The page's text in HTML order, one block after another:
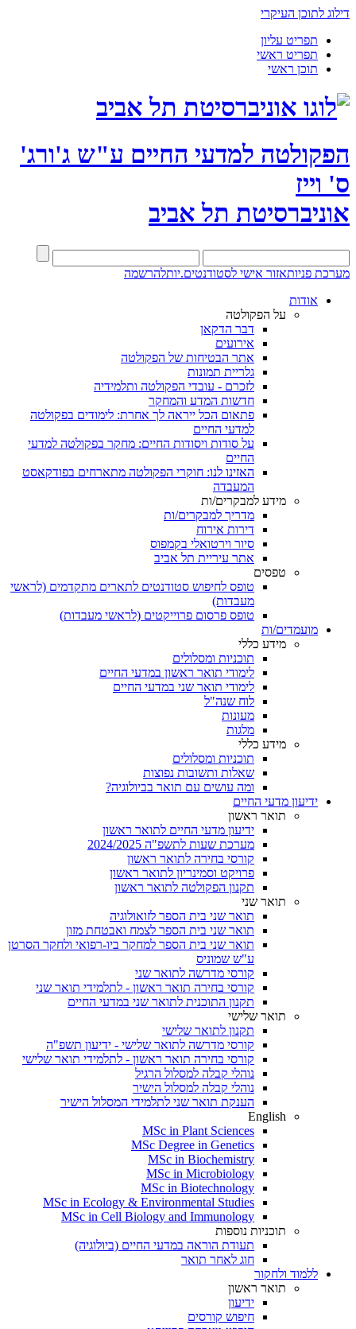
דילוג לתוכן העיקרי
תפריט עליון
תפריט ראשי
תוכן ראשי
הפקולטה למדעי החיים ע"ש ג'ורג'
ס' וייז
אוניברסיטת תל אביב
מערכת פניותאזור אישי לסטודנטים.יותלהרשמה
אודות
על הפקולטה
דבר הדקאן
אירועים
אתר הבטיחות של הפקולטה
גלריית תמונות
לזכרם - עובדי הפקולטה ותלמידיה
חדשות המדע והמחקר
פתאום הכל ייראה לך אחרת: לימודים בפקולטה
למדעי החיים
על סודות ויסודות החיים: מחקר בפקולטה למדעי
החיים
האזינו לנו: חוקרי הפקולטה מתארחים בפודקאסט
המעבדה
מידע למבקרים/ות
מדריך למבקרים/ות
דירות אירוח
סיור וירטואלי בקמפוס
אתר עיריית תל אביב
טפסים
טופס לחיפוש סטודנטים לתארים מתקדמים (לראשי
מעבדות)
טופס פרסום פרוייקטים (לראשי מעבדות)
מועמדים/ות
מידע כללי
תוכניות ומסלולים
לימודי תואר ראשון במדעי החיים
לימודי תואר שני במדעי החיים
לוח שנה"ל
מעונות
מלגות
מידע כללי
תוכניות ומסלולים
שאלות ותשובות נפוצות
ומה עושים עם תואר בביולוגיה?
ידיעון מדעי החיים
תואר ראשון
ידיעון מדעי החיים לתואר ראשון
מערכת שעות לתשפ"ה 2024/2025
קורסי בחירה לתואר ראשון
פרויקט וסמינריון לתואר ראשון
תקנון הפקולטה לתואר ראשון
תואר שני
תואר שני בית הספר לזואולוגיה
תואר שני בית הספר לצמח ואבטחת מזון
תואר שני בית הספר למחקר ביו-רפואי ולחקר הסרטן
ע"ש שמוניס
קורסי מדרשה לתואר שני
קורסי בחירה תואר ראשון - לתלמידי תואר שני
תקנון התוכנית לתואר שני במדעי החיים
תואר שלישי
תקנון לתואר שלישי
קורסי מדרשה לתואר שלישי - ידיעון תשפ"ה
קורסי בחירה תואר ראשון - לתלמידי תואר שלישי
נוהלי קבלה למסלול הרגיל
נוהלי קבלה למסלול הישיר
הענקת תואר שני לתלמידי המסלול הישיר
English
MSc in Plant Sciences
MSc Degree in Genetics
MSc in Biochemistry
MSc in Microbiology
MSc in Biotechnology
MSc in Ecology & Environmental Studies
MSc in Cell Biology and Immunology
תוכניות נוספות
תעודת הוראה במדעי החיים (ביולוגיה)
חוג לאחר תואר
ללמוד ולחקור
תואר ראשון
ידיעון
חיפוש קורסים